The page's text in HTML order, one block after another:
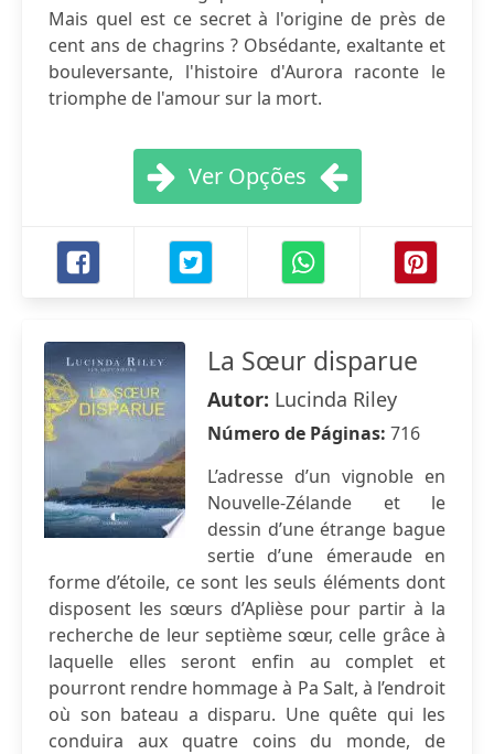
Mais quel est ce secret à l'origine de près de
cent ans de chagrins ? Obsédante, exaltante et
bouleversante, l'histoire d'Aurora raconte le
triomphe de l'amour sur la mort.
Ver Opções
La Sœur disparue
Autor: Lucinda Riley
Número de Páginas: 716
L’adresse d’un vignoble en
Nouvelle-Zélande et le
dessin d’une étrange bague
sertie d’une émeraude en
forme d’étoile, ce sont les seuls éléments dont
disposent les sœurs d’Aplièse pour partir à la
recherche de leur septième sœur, celle grâce à
laquelle elles seront enfin au complet et
pourront rendre hommage à Pa Salt, à l’endroit
où son bateau a disparu. Une quête qui les
conduira aux quatre coins du monde, de